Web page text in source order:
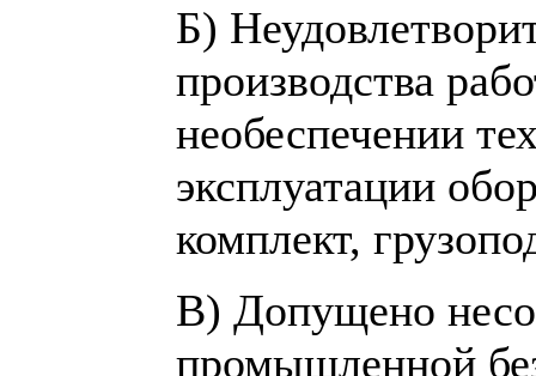
Б)
производства
необеспечении
эксплуатации
комплект,
В) Допущено
промышленной